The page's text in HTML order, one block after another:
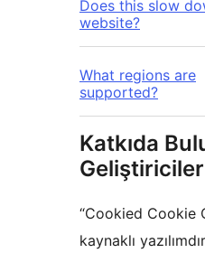
Does this slow
website?
What regions are
supported?
Katkıda
Geliştiriciler
“Cookied Cookie
kaynaklı